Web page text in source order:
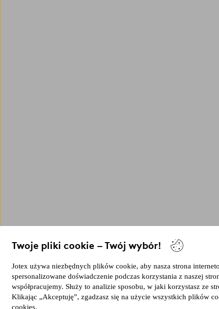
Twoje pliki cookie – Twój wybór!
Jotex używa niezbędnych plików cookie, aby nasza strona
spersonalizowane doświadczenie podczas korzystania z naszej
współpracujemy. Służy to analizie sposobu, w jaki korzystasz ze
Klikając „Akceptuję”, zgadzasz się na użycie wszystkich plików
cookies.